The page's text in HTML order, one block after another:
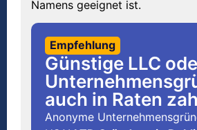
Namens geeignet ist.
Empfehlung
Günstige LLC
auch in Raten
Anonyme